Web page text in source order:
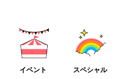
イベント スペシャル